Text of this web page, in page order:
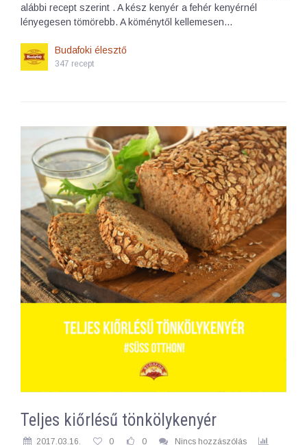
alábbi recept szerint . A kész kenyér a fehér kenyérnél
lényegesen tömörebb. A köménytől kellemesen…
Budafoki élesztő
347 recept
Teljes kiőrlésű tönkölykenyér
2017.03.16. 0 0
Nincs hozzászólás